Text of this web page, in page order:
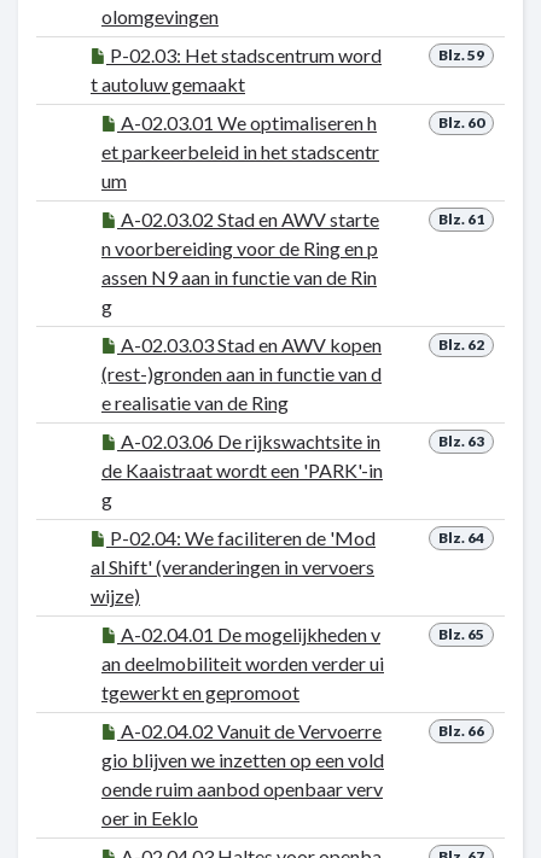
olomgevingen
Blz. 59
P-02.03: Het stadscentrum word
t autoluw gemaakt
Blz. 60
A-02.03.01 We optimaliseren h
et parkeerbeleid in het stadscentr
um
Blz. 61
A-02.03.02 Stad en AWV starte
n voorbereiding voor de Ring en p
assen N9 aan in functie van de Rin
g
Blz. 62
A-02.03.03 Stad en AWV kopen
(rest-)gronden aan in functie van d
e realisatie van de Ring
Blz. 63
A-02.03.06 De rijkswachtsite in
de Kaaistraat wordt een 'PARK'-in
g
Blz. 64
P-02.04: We faciliteren de 'Mod
al Shift' (veranderingen in vervoers
wijze)
Blz. 65
A-02.04.01 De mogelijkheden v
an deelmobiliteit worden verder ui
tgewerkt en gepromoot
Blz. 66
A-02.04.02 Vanuit de Vervoerre
gio blijven we inzetten op een vold
oende ruim aanbod openbaar verv
oer in Eeklo